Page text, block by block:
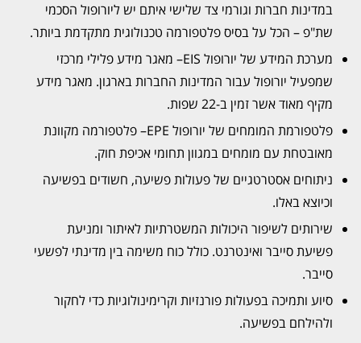
במדינות חברות וגורמי צד שלישי איתם יש ליורופול הסכמי
שת"פ – הכל על בסיס פלטפורמה טכנולוגית מתקדמת ביותר.
מערכת המידע של יורופול EIS– מאגר מידע פלילי מרכזי
שמפעיל יורופול עבור המדינות החברות בארגון. מאגר מידע
מקיף מאוד אשר זמין ב-22 שפות.
פלטפורמת המומחים של יורופול EPE– פלטפורמה מקוונת
מאובטחת עם מומחים במגוון תחומי אכיפת חוק.
ניתוחים אסטרטגיים של פעולות פשיעה, חשודים בפשיעה
וכיוצא באלו.
שירותים לשיפור היכולות המשטרתיות לאיתור ומניעת
פשיעת סייבר ואינטרנט. כולל כוח משימה בין מדינתי לפשעי
סייבר.
סיוע ותמיכה בפעולות פורנזיות וקרימינולוגיות כדי לחקור
ולהילחם בפשיעה.